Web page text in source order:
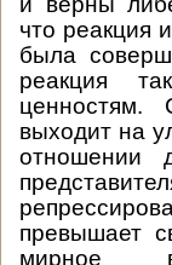
что реакция
была
реакция
ценностям.
выходит на
отношении
превышает
мирное